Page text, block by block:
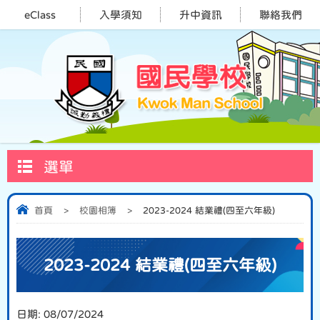
eClass 入學須知 升中資訊 聯絡我們
選單
首頁 > 校園相簿 > 2023-2024 結業禮(四至六年級)
2023-2024 結業禮(四至六年級)
日期: 08/07/2024